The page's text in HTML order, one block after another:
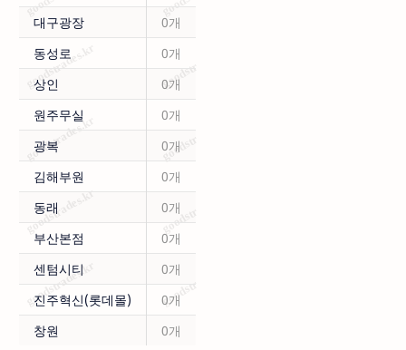
대구광장
0개
동성로
0개
상인
0개
원주무실
0개
광복
0개
김해부원
0개
동래
0개
부산본점
0개
센텀시티
0개
진주혁신(롯데몰)
0개
창원
0개